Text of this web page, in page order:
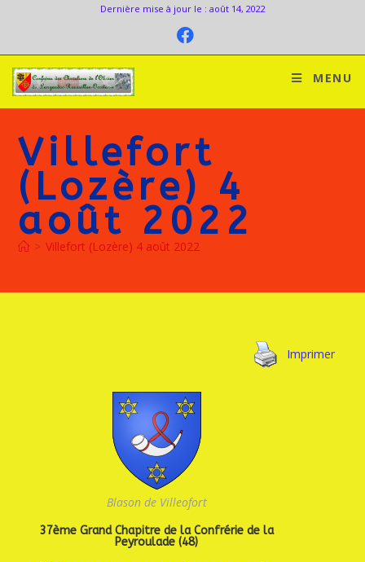
Dernière mise à jour le : août 14, 2022
MENU
Villefort
(Lozère) 4
août 2022
> Villefort (Lozère) 4 août 2022
Imprimer
Blason de Villeofort
37ème Grand Chapitre de la Confrérie de la
Peyroulade (48)